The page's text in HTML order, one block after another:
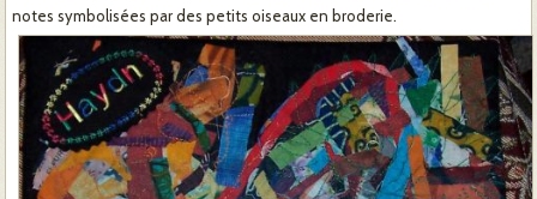
notes symbolisées par des petits oiseaux en broderie.